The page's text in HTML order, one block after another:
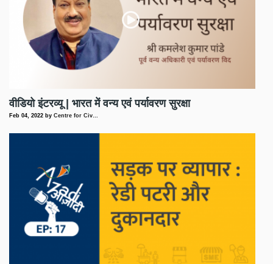
वीडियो इंटरव्यू | भारत में वन्य एवं पर्यावरण सुरक्षा
Feb 04, 2022 by Centre for Civ…